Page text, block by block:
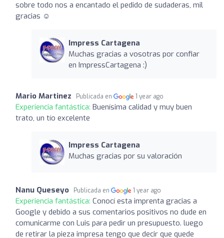
sobre todo nos a encantado el pedido de sudaderas, mil
gracias ☺️
Impress Cartagena
Muchas gracias a vosotras por confiar
en ImpressCartagena :)
Mario Martinez Publicada en 1 year ago
Experiencia fantástica: Buenísima calidad y muy buen
trato, un tío excelente
Impress Cartagena
Muchas gracias por su valoración
Nanu Queseyo Publicada en 1 year ago
Experiencia fantástica: Conocí esta imprenta gracias a
Google y debido a sus comentarios positivos no dude en
comunicarme con Luis para pedir un presupuesto. luego
de retirar la pieza impresa tengo que decir que quede